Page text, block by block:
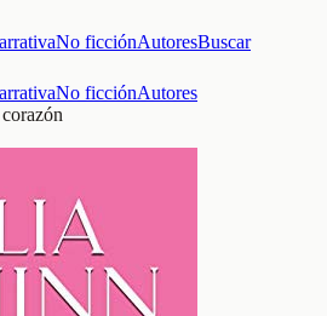
No ficciónAutoresBuscar
No ficciónAutores